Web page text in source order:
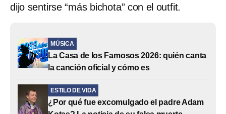
dijo sentirse “más bichota” con el outfit.
MÚSICA
La Casa de los Famosos 2026: quién canta
la canción oficial y cómo es
ESTILO DE VIDA
¿Por qué fue excomulgado el padre Adam